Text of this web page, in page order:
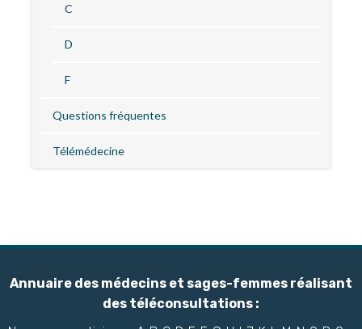
C
D
F
Questions fréquentes
Télémédecine
Annuaire des médecins et sages-femmes réalisant
des téléconsultations :